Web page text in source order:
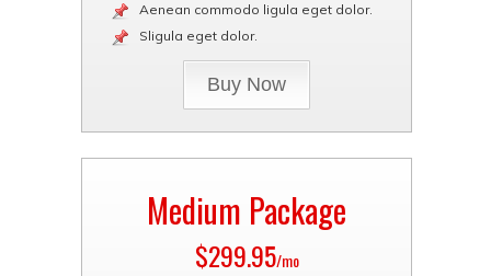
Aenean commodo ligula eget dolor.
Sligula eget dolor.
Buy Now
Medium Package
$299.95/mo